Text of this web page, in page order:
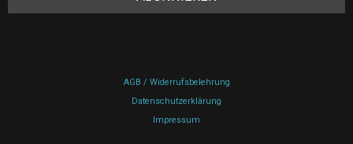
AGB / Widerrufsbelehrung
Datenschutzerklärung
Impressum